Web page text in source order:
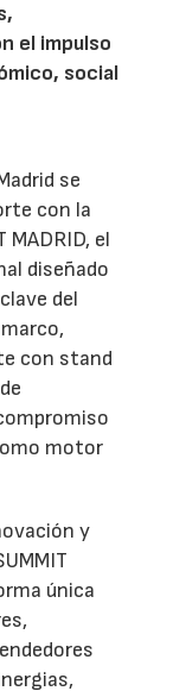
el impulso
social
se
con la
MADRID, el
diseñado
del
con stand
motor
y
única